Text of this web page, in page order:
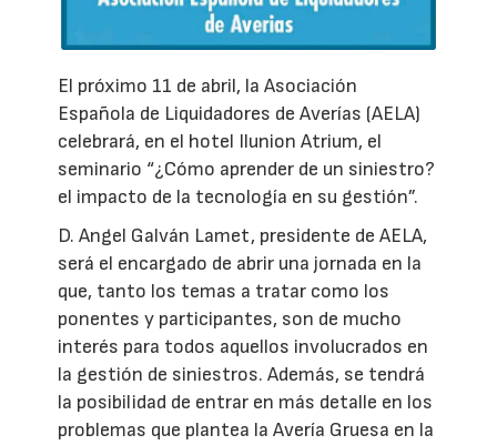
El próximo 11 de abril, la Asociación
Española de Liquidadores de Averías (AELA)
celebrará, en el hotel Ilunion Atrium, el
seminario “¿Cómo aprender de un siniestro?
el impacto de la tecnología en su gestión”.
D. Angel Galván Lamet, presidente de AELA,
será el encargado de abrir una jornada en la
que, tanto los temas a tratar como los
ponentes y participantes, son de mucho
interés para todos aquellos involucrados en
la gestión de siniestros. Además, se tendrá
la posibilidad de entrar en más detalle en los
problemas que plantea la Avería Gruesa en la